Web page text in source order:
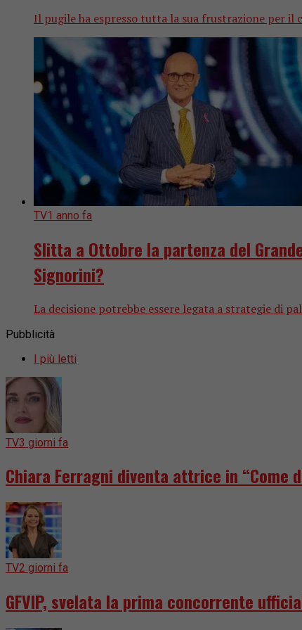
Il pugile ha espresso tutta la sua frustrazione per il
TV1 anno fa
Slitta a Ottobre la partenza del
Signorini?
La decisione potrebbe essere legata a strategie di
Pubblicità
I più letti
TV3 giorni fa
Chiara Ferragni diventa attrice in “Come
TV2 giorni fa
GFVIP, svelata la prima concorrente